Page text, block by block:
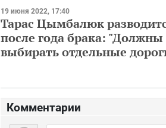
19 июня 2022, 17:40
Тарас Цымбалюк
после года брака: "Должны
выбирать отдельные
Комментарии